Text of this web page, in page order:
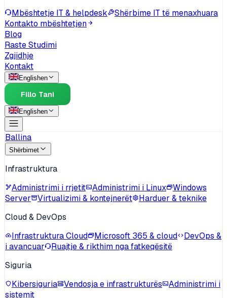
Mbështetje IT & helpdesk
Shërbime IT të menaxhuara
Kontakto mbështetjen
Blog
Raste Studimi
Zgjidhje
Kontakt
Englishen
Fillo Tani
Englishen
Ballina
Shërbimet
Infrastruktura
Administrimi i rrjetit
Administrimi i Linux
Windows
Server
Virtualizimi & kontejnerët
Harduer & teknike
Cloud & DevOps
Infrastruktura Cloud
Microsoft 365 & cloud
DevOps &
i avancuar
Ruajtje & rikthim nga fatkeqësitë
Siguria
Kibersiguria
Vendosja e infrastrukturës
Administrimi i
sistemit